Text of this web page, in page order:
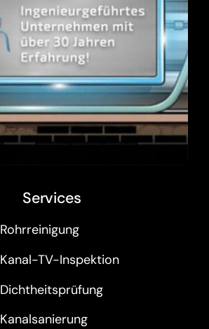
Services
Rohrreinigung
Kanal-TV-Inspektion
Dichtheitsprüfung
Kanalsanierung